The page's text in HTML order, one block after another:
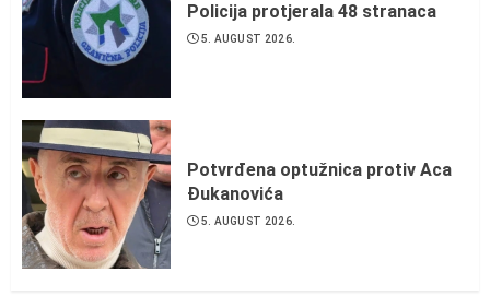
Policija protjerala 48 stranaca
5. AUGUST 2026.
Potvrđena optužnica protiv Aca
Đukanovića
5. AUGUST 2026.